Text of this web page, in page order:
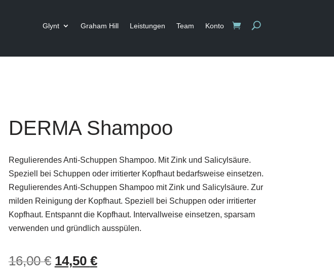
Glynt Graham Hill Leistungen Team Konto
DERMA Shampoo
Regulierendes Anti-Schuppen Shampoo. Mit Zink und Salicylsäure.
Speziell bei Schuppen oder irritierter Kopfhaut bedarfsweise einsetzen.
Regulierendes Anti-Schuppen Shampoo mit Zink und Salicylsäure. Zur
milden Reinigung der Kopfhaut. Speziell bei Schuppen oder irritierter
Kopfhaut. Entspannt die Kopfhaut. Intervallweise einsetzen, sparsam
verwenden und gründlich ausspülen.
16,00€ 14,50 €